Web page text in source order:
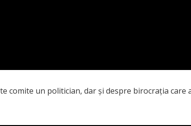
comite un politician, dar și despre birocrația